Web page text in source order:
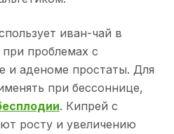
иван-чай в
проблемах с
и аденоме простаты. Для
при бессоннице,
. Кипрей с
росту и увеличению